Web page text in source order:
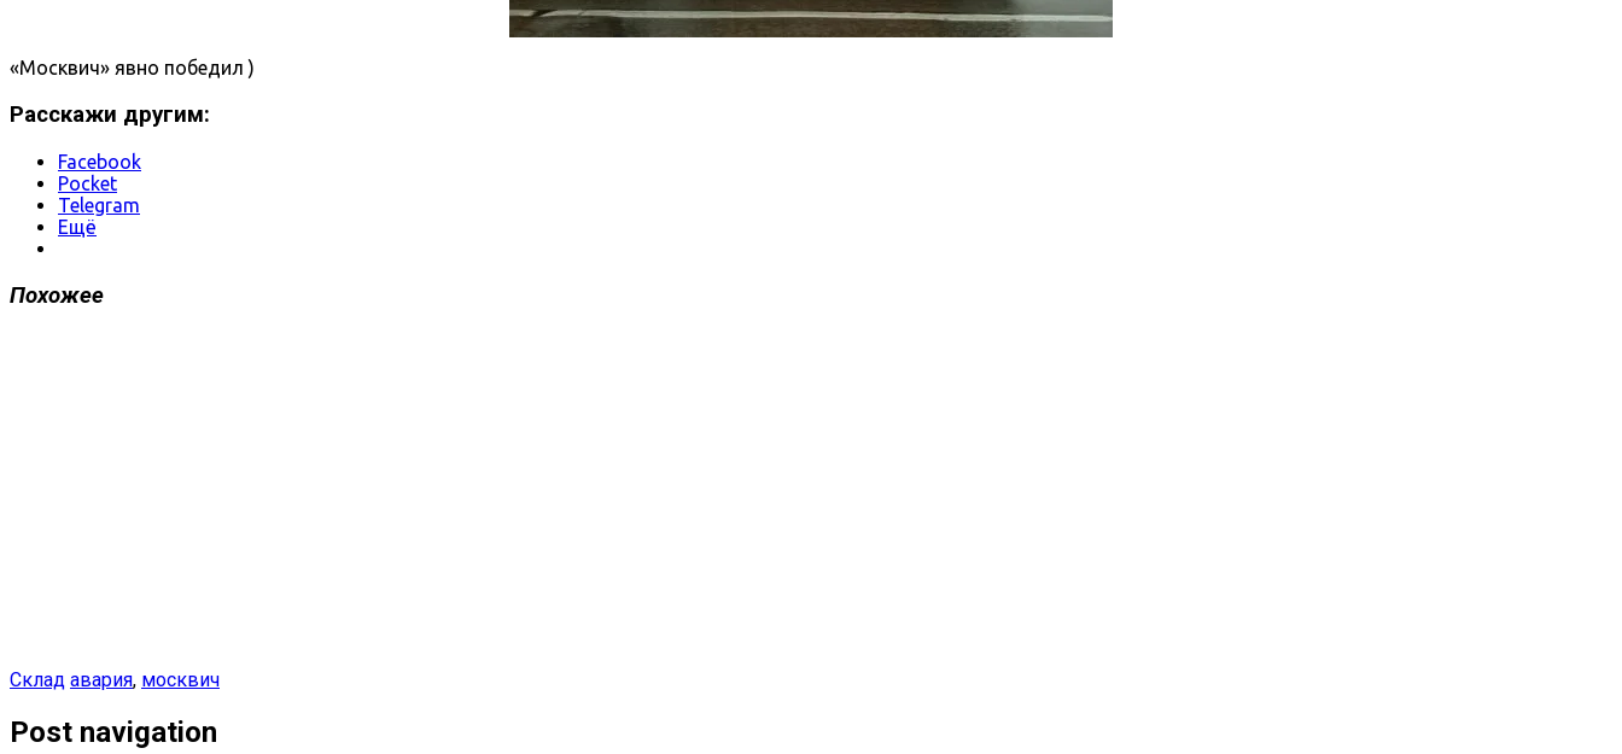
«Москвич» явно победил )
Расскажи другим:
Facebook
Pocket
Telegram
Ещё
Похожее
Склад авария, москвич
Post navigation